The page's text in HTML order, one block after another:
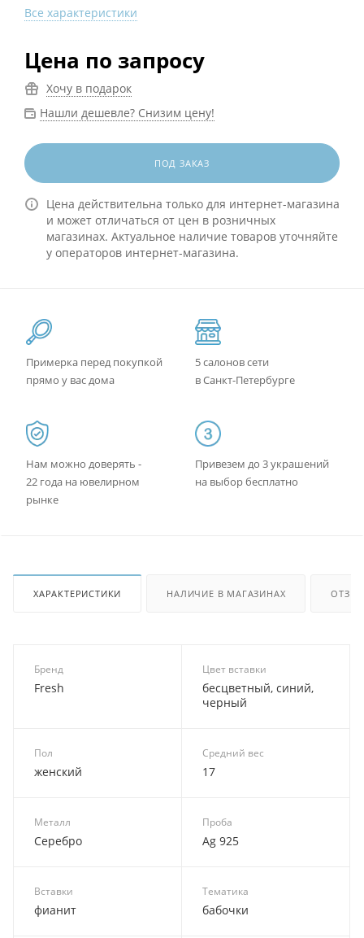
Все характеристики
Цена по запросу
Хочу в подарок
Нашли дешевле? Снизим цену!
ПОД ЗАКАЗ
Цена действительна только для интернет-магазина
и может отличаться от цен в розничных
магазинах. Актуальное наличие товаров уточняйте
у операторов интернет-магазина.
Примерка перед покупкой
прямо у вас дома
5 салонов сети
в Санкт-Петербурге
Нам можно доверять -
22 года на ювелирном
рынке
Привезем до 3 украшений
на выбор бесплатно
ХАРАКТЕРИСТИКИ НАЛИЧИЕ В МАГАЗИНАХ
Бренд
Fresh
Цвет вставки
бесцветный, синий,
черный
Пол
женский
Средний вес
17
Металл
Серебро
Проба
Ag 925
Вставки
фианит
Тематика
бабочки